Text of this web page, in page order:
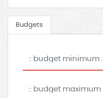
Parc Résidentiel de
Restaurant
Traiteur
Budgets